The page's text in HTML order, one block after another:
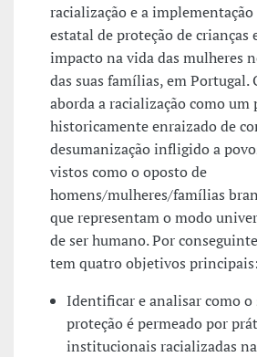
racialização e a
estatal de proteção de crianças
impacto na vida das mulheres
das suas famílias, em Portugal.
aborda a racialização como um
historicamente enraizado de
desumanização infligido a
vistos como o oposto de
homens/mulheres/famílias
que representam o modo
de ser humano. Por
tem quatro objetivos principais:
Identificar e analisar como o
proteção é permeado por
institucionais racializadas